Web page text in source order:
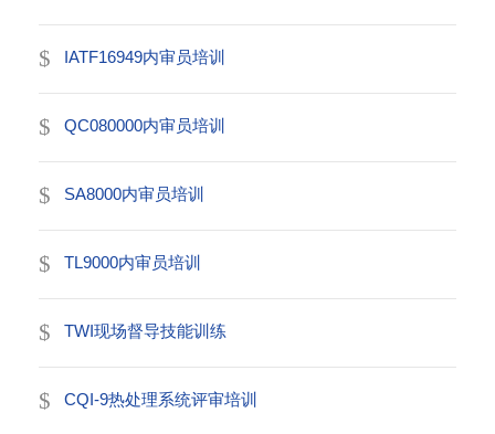
IATF16949内审员培训
QC080000内审员培训
SA8000内审员培训
TL9000内审员培训
TWI现场督导技能训练
CQI-9热处理系统评审培训